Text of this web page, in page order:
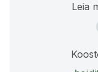
Leia